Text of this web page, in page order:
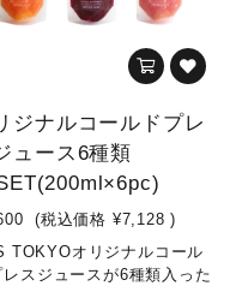
ジナルコールドプレ
ュース6種類
(税込価格 ¥7,128 )
TOKYOオリジナルコール
レスジュースが6種類入った